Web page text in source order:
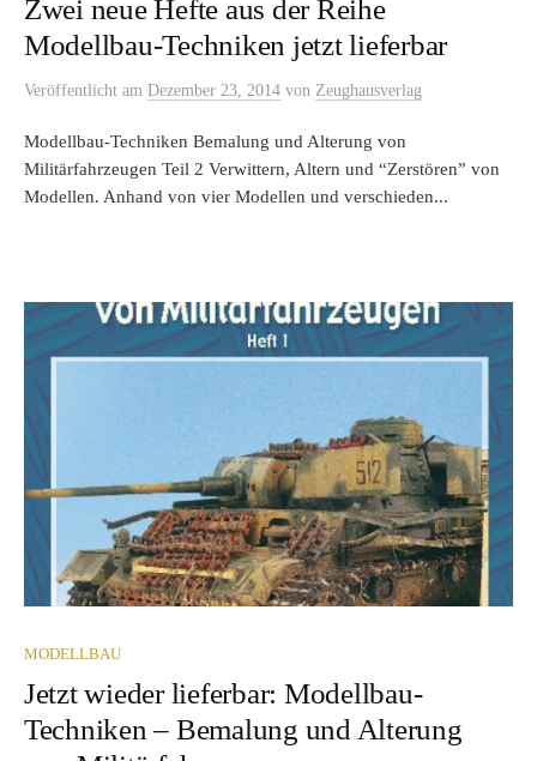
Zwei neue Hefte aus der Reihe
Modellbau-Techniken jetzt lieferbar
Veröffentlicht am Dezember 23, 2014 von Zeughausverlag
Modellbau-Techniken Bemalung und Alterung von
Militärfahrzeugen Teil 2 Verwittern, Altern und “Zerstören” von
Modellen. Anhand von vier Modellen und verschieden...
MODELLBAU
Jetzt wieder lieferbar: Modellbau-
Techniken – Bemalung und Alterung